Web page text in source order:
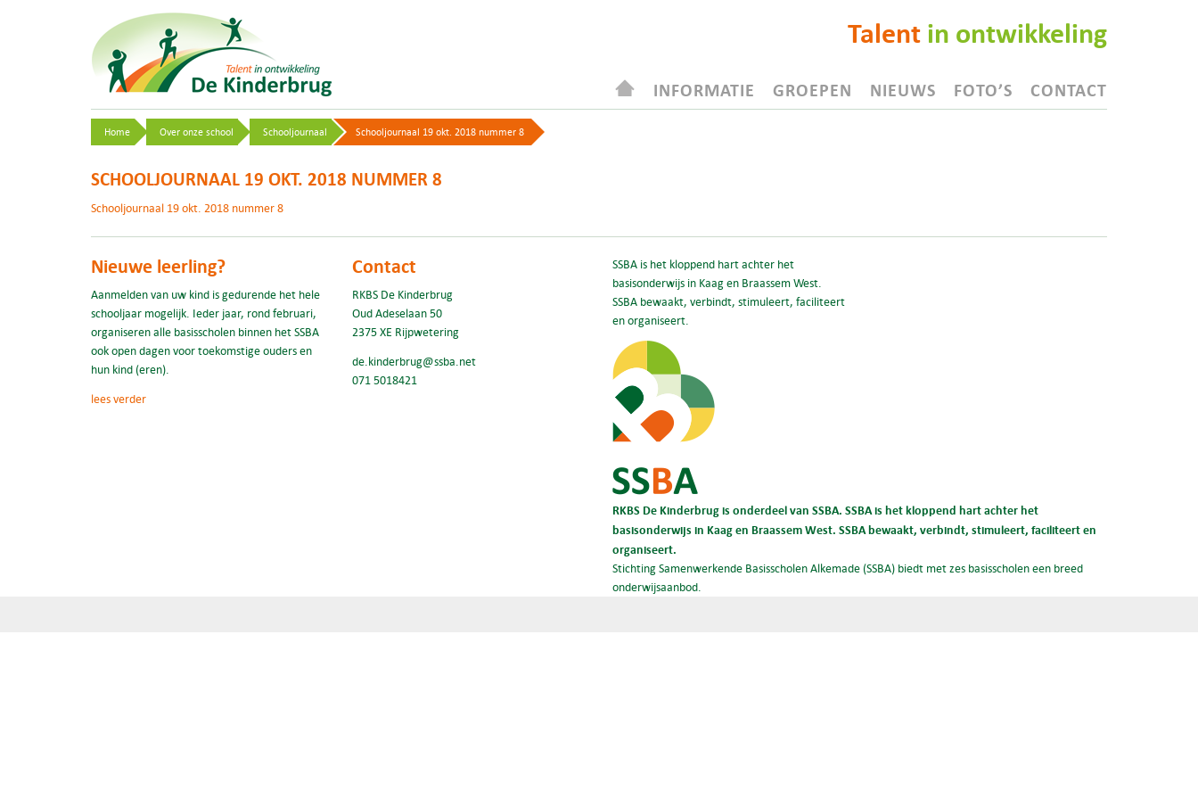
Talentin ontwikkeling
INFORMATIE GROEPEN NIEUWS FOTO’S CONTACT
Home Over onze school Schooljournaal Schooljournaal 19 okt. 2018 nummer 8
SCHOOLJOURNAAL 19 OKT. 2018 NUMMER 8
Schooljournaal 19 okt. 2018 nummer 8
Nieuwe leerling?
Aanmelden van uw kind is gedurende het hele
schooljaar mogelijk. Ieder jaar, rond februari,
organiseren alle basisscholen binnen het SSBA
ook open dagen voor toekomstige ouders en
hun kind (eren).
lees verder
Contact
RKBS De Kinderbrug
Oud Adeselaan 50
2375 XE Rijpwetering
de.kinderbrug@ssba.net
071 5018421
SSBA is het kloppend hart achter het
basisonderwijs in Kaag en Braassem West.
SSBA bewaakt, verbindt, stimuleert, faciliteert
en organiseert.
RKBS De Kinderbrug is onderdeel van SSBA. SSBA is het kloppend hart achter het
basisonderwijs in Kaag en Braassem West. SSBA bewaakt, verbindt, stimuleert, faciliteert en
organiseert.
Stichting Samenwerkende Basisscholen Alkemade (SSBA) biedt met zes basisscholen een breed
onderwijsaanbod.